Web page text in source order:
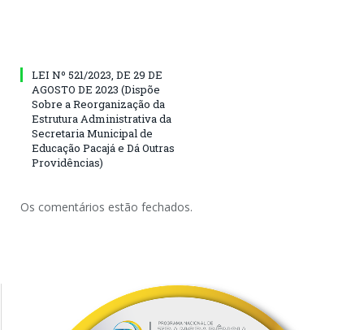
LEI Nº 521/2023, DE 29 DE
AGOSTO DE 2023 (Dispõe
Sobre a Reorganização da
Estrutura Administrativa da
Secretaria Municipal de
Educação Pacajá e Dá Outras
Providências)
Os comentários estão fechados.